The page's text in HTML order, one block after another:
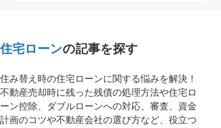
住宅ローンの記事を探す
住み替え時の住宅ローンに関する悩みを解決！
不動産売却時に残った残債の処理方法や住宅ロ
ーン控除、ダブルローンへの対応、審査、資金
計画のコツや不動産会社の選び方など、役立つ